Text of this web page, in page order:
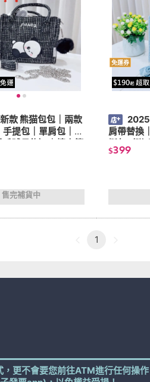
款 熊猫包包｜兩款
提包｜單肩包｜硬
毛球吊飾）｜情人節
售完補貨中
免運券
2025
肩帶替換
挺包（附
禮物
$399
1
更不會要您前往ATM進行任何操